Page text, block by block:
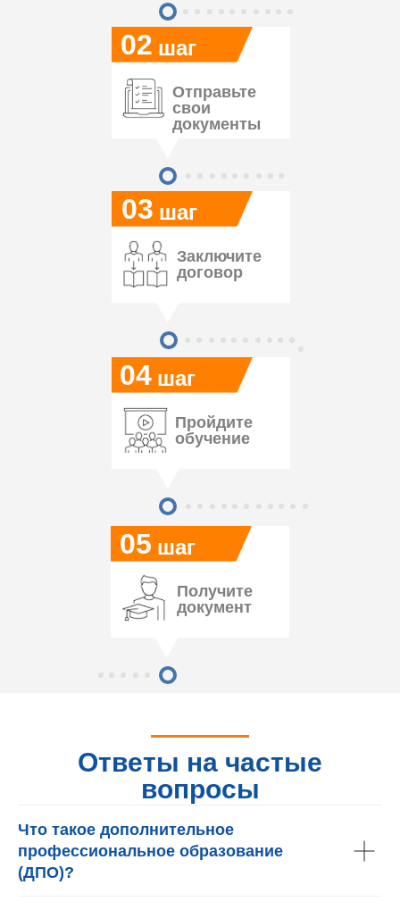
05
04
03
02 шаг
шаг
шаг
шаг
Отправьте
свои
документы
Заключите
договор
Пройдите
обучение
Получите
документ
Ответы на частые
вопросы
Что такое дополнительное
профессиональное образование
(ДПО)?